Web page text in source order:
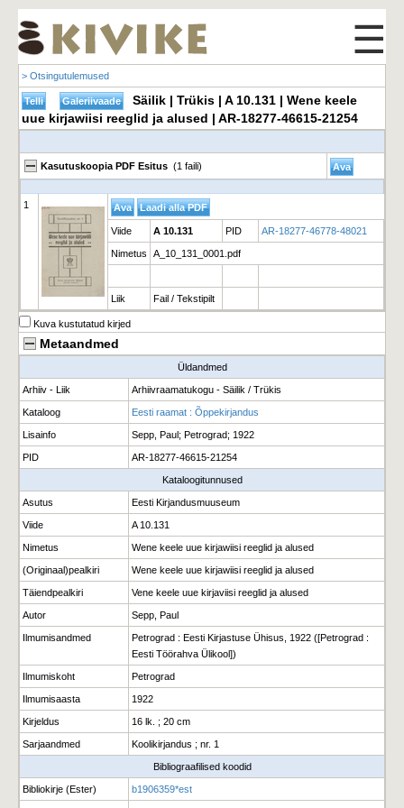
☰
> Otsingutulemused
Säilik | Trükis | A 10.131 | Wene keele
uue kirjawiisi reeglid ja alused | AR-18277-46615-21254
Kasutuskoopia PDF Esitus (1 faili)
1
Viide A 10.131 PID AR-18277-46778-48021
Nimetus A_10_131_0001.pdf
Liik Fail / Tekstipilt
Kuva kustutatud kirjed
Metaandmed
Üldandmed
Arhiiv - Liik Arhiivraamatukogu - Säilik / Trükis
Kataloog Eesti raamat : Õppekirjandus
Lisainfo Sepp, Paul; Petrograd; 1922
PID AR-18277-46615-21254
Kataloogitunnused
Asutus Eesti Kirjandusmuuseum
Viide A 10.131
Nimetus Wene keele uue kirjawiisi reeglid ja alused
(Originaal)pealkiri Wene keele uue kirjawiisi reeglid ja alused
Täiendpealkiri Vene keele uue kirjaviisi reeglid ja alused
Autor Sepp, Paul
Ilmumisandmed
Petrograd : Eesti Kirjastuse Ühisus, 1922 ([Petrograd :
Eesti Töörahva Ülikool])
Ilmumiskoht Petrograd
Ilmumisaasta 1922
Kirjeldus 16 lk. ; 20 cm
Sarjaandmed Koolikirjandus ; nr. 1
Bibliograafilised koodid
Bibliokirje (Ester) b1906359*est